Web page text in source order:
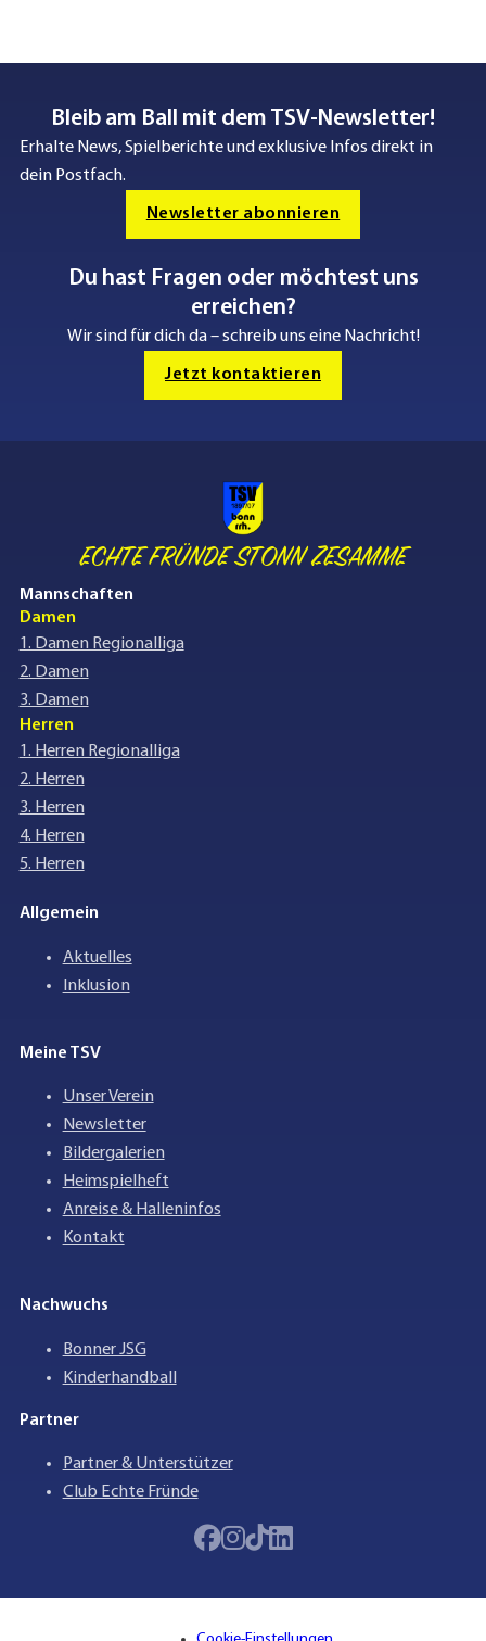
Bleib am Ball mit dem TSV-Newsletter!
Erhalte News, Spielberichte und exklusive Infos direkt in
dein Postfach.
Newsletter abonnieren
Du hast Fragen oder möchtest uns
erreichen?
Wir sind für dich da – schreib uns eine Nachricht!
Jetzt kontaktieren
ECHTE FRÜNDE STONN ZESAMME
Mannschaften
Damen
1. Damen Regionalliga
2. Damen
3. Damen
Herren
1. Herren Regionalliga
2. Herren
3. Herren
4. Herren
5. Herren
Allgemein
Aktuelles
Inklusion
Meine TSV
Unser Verein
Newsletter
Bildergalerien
Heimspielheft
Anreise & Halleninfos
Kontakt
Nachwuchs
Bonner JSG
Kinderhandball
Partner
Partner & Unterstützer
Club Echte Fründe